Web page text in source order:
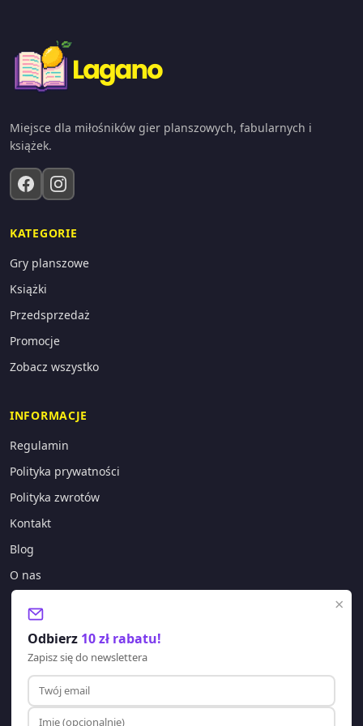
×
Odbierz 10 zł rabatu!
Zapisz się do newslettera
Miejsce dla miłośników gier planszowych, fabularnych i
książek.
KATEGORIE
Gry planszowe
Książki
Przedsprzedaż
Promocje
Zobacz wszystko
INFORMACJE
Regulamin
Polityka prywatności
Polityka zwrotów
Kontakt
Blog
O nas
KONTAKT
sklep@lagano.pl
+48 577 388 303
Godziny pracy:
Pon-Pt: 8:00 - 20:00